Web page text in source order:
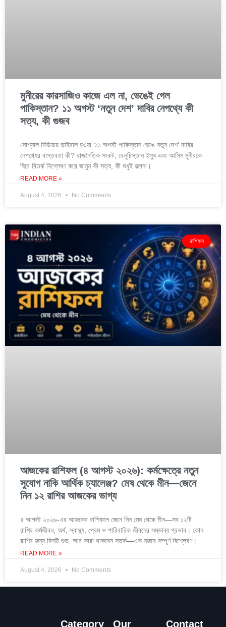
মুনীরের কারসাজিও কাজে এল না, ভেঙেই গেল
পাকিস্তান? ১১ অগস্ট ‘নতুন দেশ’ দাবির নেপথ্যে কী
সত্য, কী গুজব
সোশ্যাল মিডিয়ায় ভাইরাল হওয়া ‘১১ অগস্ট পাকিস্তান ভেঙে নতুন দেশ’ দাবির
নেপথ্যের বাস্তবতা কী? রাজনৈতিক সংকট, বেলুচিস্তান ইস্যু এবং আসিম মুনীরকে
ঘিরে বিতর্ক বিশ্লেষণ করে জানুন কী সত্য, কী শুধুই জল্পনা।
READ MORE »
August 4, 2026 No Comments
রাশিফল
আজকের রাশিফল (৪ আগস্ট ২০২৬): কর্মক্ষেত্রে নতুন
সুযোগ নাকি আর্থিক চ্যালেঞ্জ? মেষ থেকে মীন—জেনে
নিন ১২ রাশির আজকের ভাগ্য
৪ আগস্ট ২০২৬-এর আজকের রাশিফলে জেনে নিন মেষ থেকে মীন—সব ১২টি
রাশির কর্মজীবন, অর্থ, স্বাস্থ্য, প্রেম ও পারিবারিক জীবনের সম্ভাব্য প্রভাব। কোন
রাশির জন্য দিনটি শুভ, আর কারা থাকবেন সতর্ক—এক নজরে সম্পূর্ণ বিশ্লেষণ।
READ MORE »
August 4, 2026 No Comments
Category Our Contact